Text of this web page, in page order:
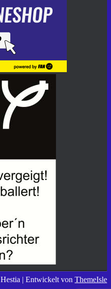
Hestia | Entwickelt von ThemeIsle